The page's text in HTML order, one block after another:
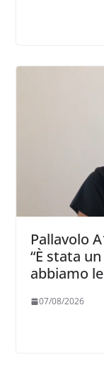
Pallavolo
“È stata
abbiamo
07/08/2026